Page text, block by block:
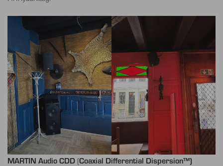
MARTIN Audio CDD (Coaxial Differential Dispersion™)